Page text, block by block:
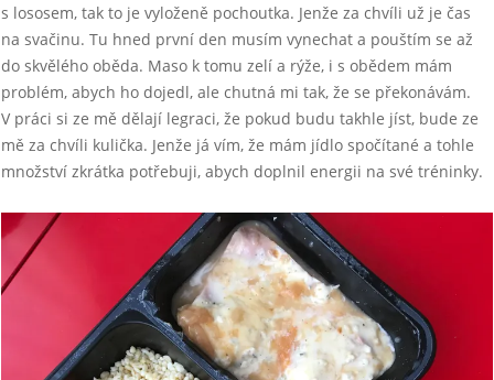
s lososem, tak to je vyloženě pochoutka. Jenže za chvíli už je čas
na svačinu. Tu hned první den musím vynechat a pouštím se až
do skvělého oběda. Maso k tomu zelí a rýže, i s obědem mám
problém, abych ho dojedl, ale chutná mi tak, že se překonávám.
V práci si ze mě dělají legraci, že pokud budu takhle jíst, bude ze
mě za chvíli kulička. Jenže já vím, že mám jídlo spočítané a tohle
množství zkrátka potřebuji, abych doplnil energii na své tréninky.